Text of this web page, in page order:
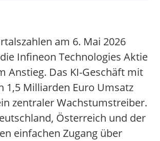
am 6. Mai 2026
Infineon Technologies Aktie
Anstieg. Das KI-Geschäft mit
1,5 Milliarden Euro Umsatz
zentraler Wachstumstreiber.
Österreich und der
einfachen Zugang über